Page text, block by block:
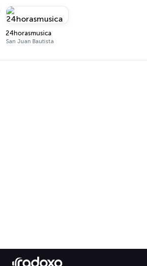
24horasmusica
San Juan Bautista